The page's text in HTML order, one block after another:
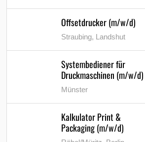
Offsetdrucker (m/w/d)
Straubing, Landshut
Systembediener für
Druckmaschinen (m/w/d)
Münster
Kalkulator Print &
Packaging (m/w/d)